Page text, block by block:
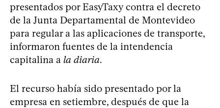
presentados por EasyTaxy contra el decreto
de la Junta Departamental de Montevideo
para regular a las aplicaciones de transporte,
informaron fuentes de la intendencia
capitalina a la diaria.
El recurso había sido presentado por la
empresa en setiembre, después de que la